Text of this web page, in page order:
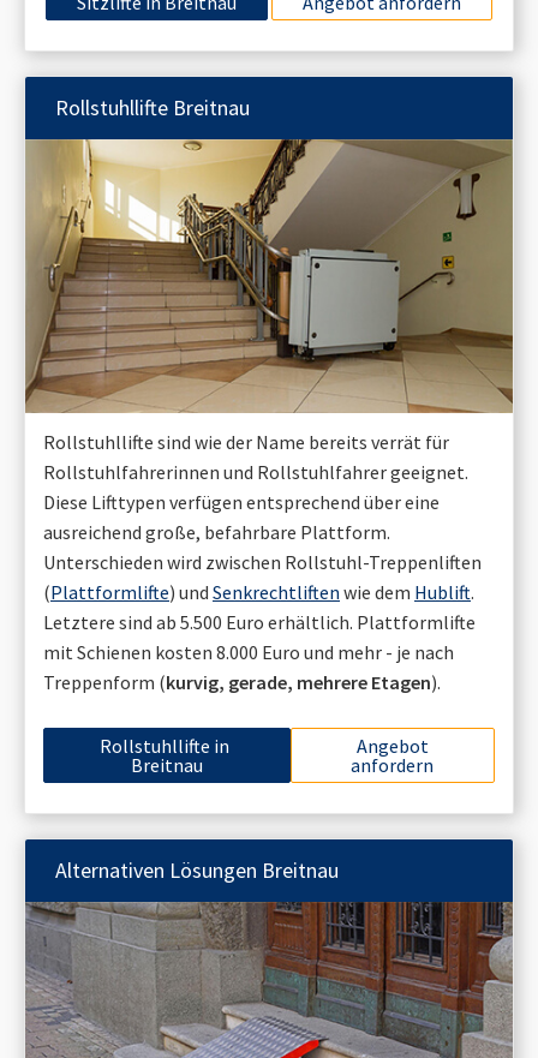
Rollstuhllifte Breitnau
Rollstuhllifte sind wie der Name bereits verrät für
Rollstuhlfahrerinnen und Rollstuhlfahrer geeignet.
Diese Lifttypen verfügen entsprechend über eine
ausreichend große, befahrbare Plattform.
Unterschieden wird zwischen Rollstuhl-Treppenliften
(Plattformlifte) und Senkrechtliften wie dem Hublift.
Letztere sind ab 5.500 Euro erhältlich. Plattformlifte
mit Schienen kosten 8.000 Euro und mehr - je nach
Treppenform (kurvig, gerade, mehrere Etagen).
Rollstuhllifte in
Breitnau
Angebot
anfordern
Alternativen Lösungen Breitnau